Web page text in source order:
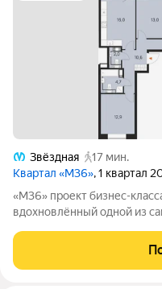
Звёздная
17 мин.
Квартал «М36», 1 квартал
«М36» проект бизнес-класса от группы компаний «КВС»,
вдохновлённый одной из
Возничего. В астрономии
точность и уверенность в